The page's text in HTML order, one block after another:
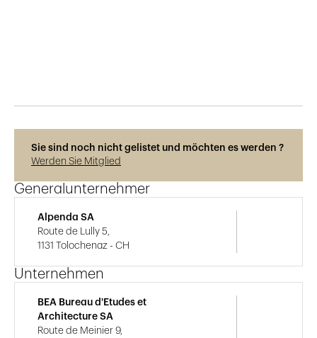
Sie sind noch nicht gelistet und möchten es werden ?
Werden Sie Mitglied
Generalunternehmer
Alpenda SA
Route de Lully 5,
1131 Tolochenaz - CH
Unternehmen
BEA Bureau d'Etudes et
Architecture SA
Route de Meinier 9,